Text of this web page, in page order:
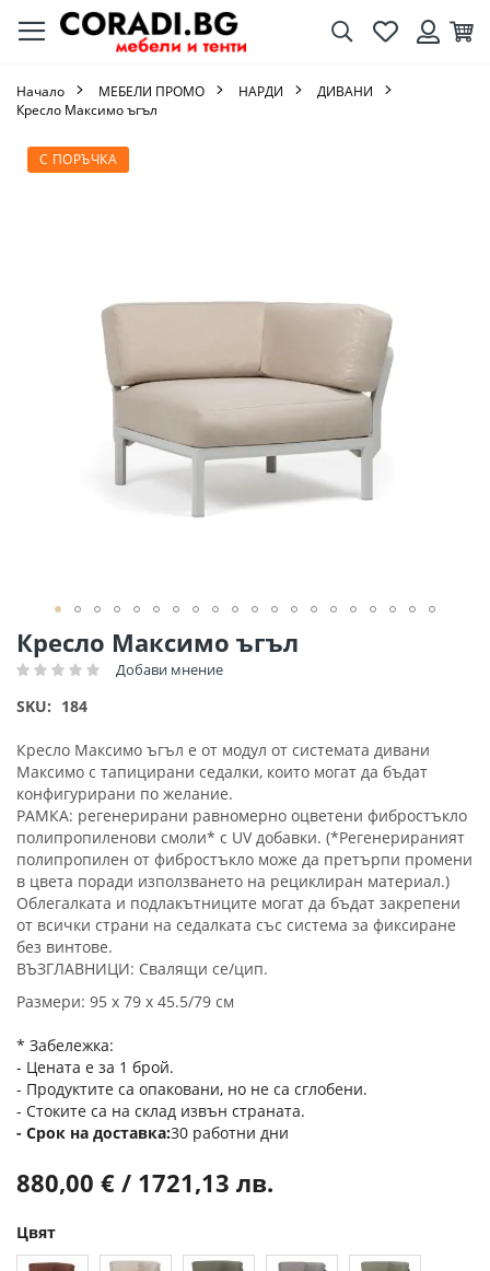
ТърсенеЛюбими
Начало МЕБЕЛИ ПРОМО НАРДИ
ДИВАНИ
Кресло Максимо ъгъл
Кресло Максимо ъгъл
Рейтинг: Добави мнение
SKU 184
Кресло Максимо ъгъл е от модул от системата дивани
Максимо с тапицирани седалки, които могат да бъдат
конфигурирани по желание.
РАМКА: регенерирани равномерно оцветени фибростъкло
полипропиленови смоли* с UV добавки. (*Регенерираният
полипропилен от фибростъкло може да претърпи промени
в цвета поради използването на рециклиран материал.)
Облегалката и подлакътниците могат да бъдат закрепени
от всички страни на седалката със система за фиксиране
без винтове.
ВЪЗГЛАВНИЦИ: Свалящи се/цип.
Размери: 95 х 79 х 45.5/79 см
* Забележка:
- Цената е за 1 брой.
- Продуктите са опаковани, но не са сглобени.
- Стоките са на склад извън страната.
Срок на доставка 30 работни дни
880,00 € / 1721,13 лв.
Цвят
С ПОРЪЧКА
Преминете
към
Преминете
към
началото
на
със
снимки